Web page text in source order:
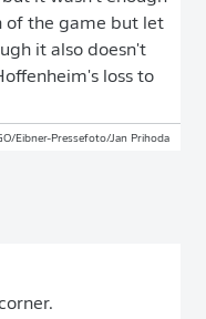
of the game but let
it also doesn't
loss to
Eibner-Pressefoto/Jan Prihoda